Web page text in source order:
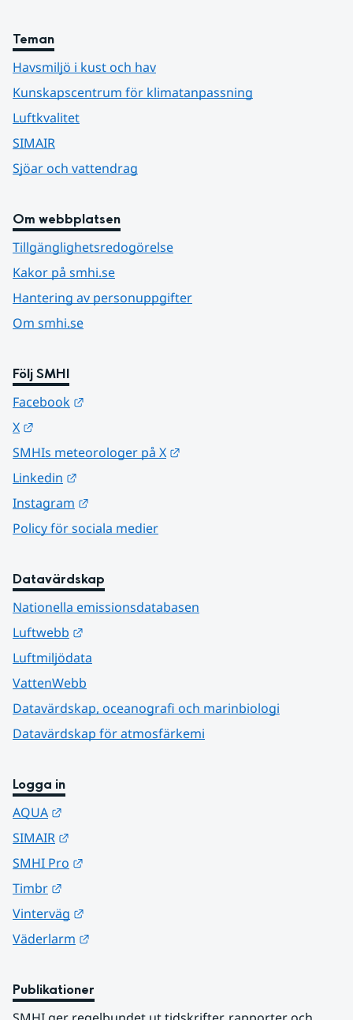
Teman
Havsmiljö i kust och hav
Kunskapscentrum för klimatanpassning
Luftkvalitet
SIMAIR
Sjöar och vattendrag
Om webbplatsen
Tillgänglighetsredogörelse
Kakor på smhi.se
Hantering av personuppgifter
Om smhi.se
Följ SMHI
Facebook
X
SMHIs meteorologer på X
Linkedin
Instagram
Policy för sociala medier
Datavärdskap
Nationella emissionsdatabasen
Luftwebb
Luftmiljödata
VattenWebb
Datavärdskap, oceanografi och marinbiologi
Datavärdskap för atmosfärkemi
Logga in
AQUA
SIMAIR
SMHI Pro
Timbr
Vinterväg
Väderlarm
Publikationer